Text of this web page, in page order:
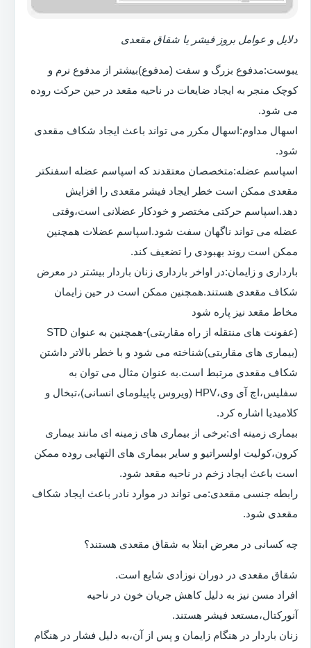
دلایل و عوامل بروز فیشر یا شقاق مقعدی
یبوست:مدفوع بزرگ و سفت (مدفوع)بیشتر از مدفوع نرم و
کوچک منجر به ایجاد ضایعات در ناحیه مقعد در حین حرکت روده
می شود.
اسهال مداوم:اسهال مکرر می تواند باعث ایجاد شکاف مقعدی
شود.
اسپاسم عضله:متخصصان معتقدند که اسپاسم عضله اسفنکتر
مقعدی ممکن است خطر ایجاد فیشر مقعدی را افزایش
دهد.اسپاسم حرکتی مختصر و خودکار عضلانی است،وقتی
عضله می تواند ناگهان سفت شود.اسپاسم عضلات همچنین
ممکن است روند بهبودی را تضعیف کند.
بارداری و زایمان:در اواخر بارداری زنان باردار بیشتر در معرض
شکاف مقعدی هستند.همچنین ممکن است در حین زایمان
مخاط مقعد نیز پاره شود
(عفونت های منتقله از راه مقاربتی)-همچنین به عنوان STD
(بیماری های مقاربتی)شناخته می شود و با خطر بالاتر داشتن
شکاف مقعدی مرتبط است.به عنوان مثال می توان به
سفلیس،اچ آی وی،HPV (ویروس پاپیلومای انسانی)،تبخال و
کلامیدیا اشاره کرد.
بیماری زمینه ای:برخی از بیماری های زمینه ای مانند بیماری
کرون،کولیت اولسراتیو و سایر بیماری های التهابی روده ممکن
است باعث ایجاد زخم در ناحیه مقعد شود.
رابطه جنسی مقعدی:می تواند در موارد نادر باعث ایجاد شکاف
مقعدی شود.
چه کسانی در معرض ابتلا به شقاق مقعدی هستند؟
شقاق مقعدی در دوران نوزادی شایع است.
افراد مسن نیز به دلیل کاهش جریان خون در ناحیه
آنورکتال،مستعد فیشر هستند.
زنان باردار در هنگام زایمان و پس از آن،به دلیل فشار در هنگام